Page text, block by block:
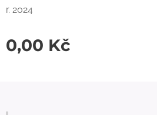
r. 2024
0,00 Kč